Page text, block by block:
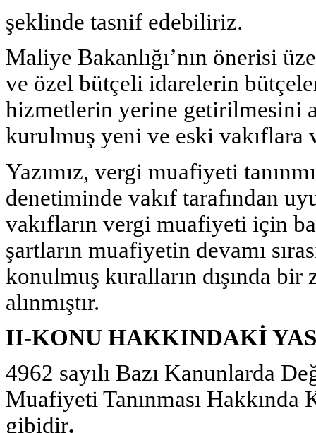
şeklinde tasnif edebiliriz.
Maliye Bakanlığı’nın önerisi
ve özel bütçeli idarelerin
hizmetlerin yerine getirilmesini
kurulmuş yeni ve eski vakıflara
Yazımız, vergi muafiyeti
denetiminde vakıf tarafından
vakıfların vergi muafiyeti için
şartların muafiyetin devamı
konulmuş kuralların dışında
alınmıştır.
II-KONU HAKKINDAKİ
4962 sayılı Bazı Kanunlarda
Muafiyeti Tanınması
gibidir.